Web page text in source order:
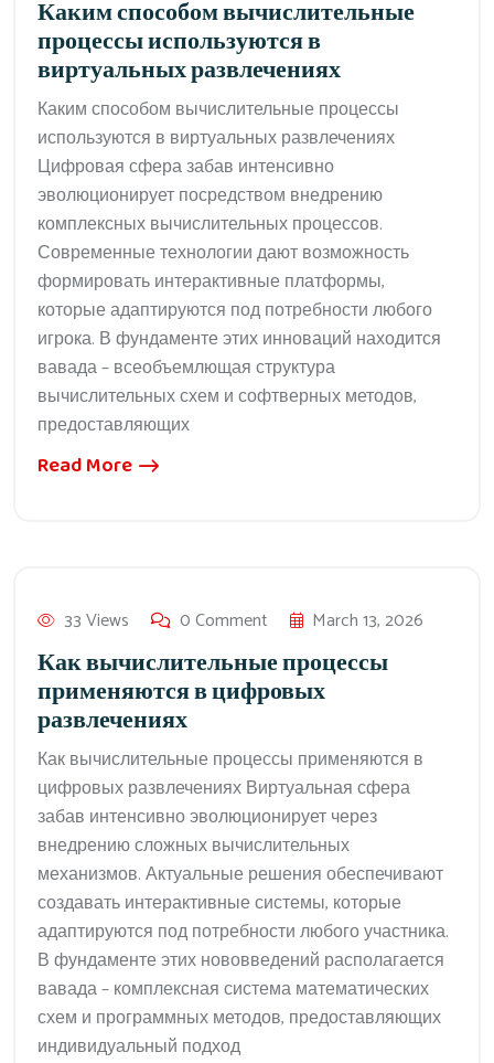
Каким способом вычислительные
процессы используются в
виртуальных развлечениях
Каким способом вычислительные процессы
используются в виртуальных развлечениях
Цифровая сфера забав интенсивно
эволюционирует посредством внедрению
комплексных вычислительных процессов.
Современные технологии дают возможность
формировать интерактивные платформы,
которые адаптируются под потребности любого
игрока. В фундаменте этих инноваций находится
вавада – всеобъемлющая структура
вычислительных схем и софтверных методов,
предоставляющих
Read More
33 Views 0 Comment March 13, 2026
Как вычислительные процессы
применяются в цифровых
развлечениях
Как вычислительные процессы применяются в
цифровых развлечениях Виртуальная сфера
забав интенсивно эволюционирует через
внедрению сложных вычислительных
механизмов. Актуальные решения обеспечивают
создавать интерактивные системы, которые
адаптируются под потребности любого участника.
В фундаменте этих нововведений располагается
вавада – комплексная система математических
схем и программных методов, предоставляющих
индивидуальный подход